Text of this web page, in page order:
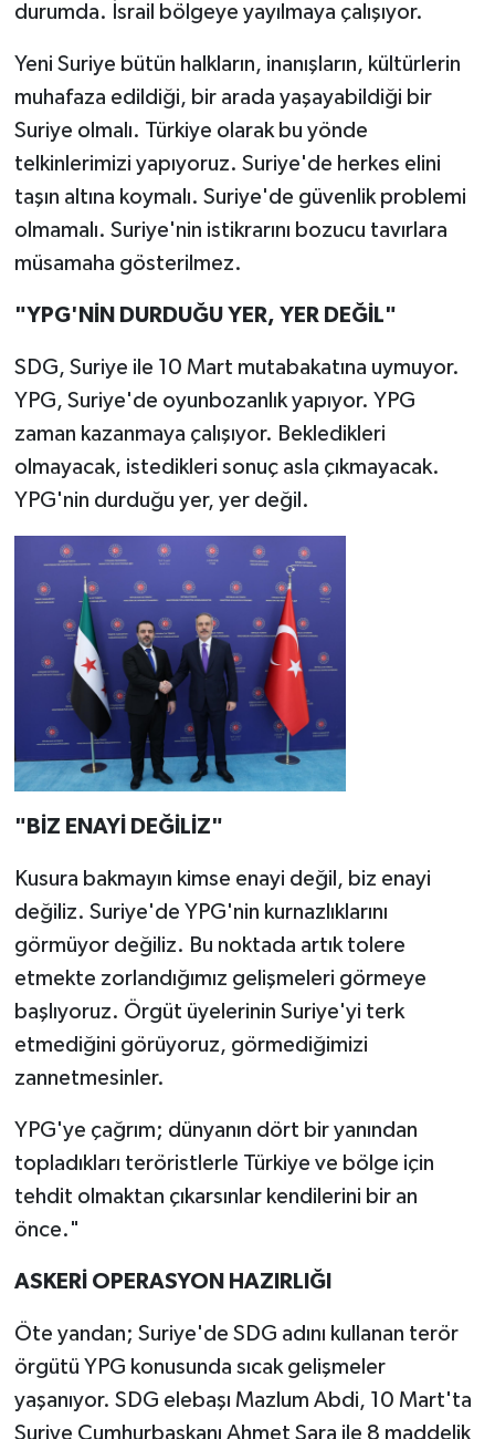
durumda. İsrail bölgeye yayılmaya çalışıyor.
Yeni Suriye bütün halkların, inanışların, kültürlerin
muhafaza edildiği, bir arada yaşayabildiği bir
Suriye olmalı. Türkiye olarak bu yönde
telkinlerimizi yapıyoruz. Suriye'de herkes elini
taşın altına koymalı. Suriye'de güvenlik problemi
olmamalı. Suriye'nin istikrarını bozucu tavırlara
müsamaha gösterilmez.
"YPG'NİN DURDUĞU YER, YER DEĞİL"
SDG, Suriye ile 10 Mart mutabakatına uymuyor.
YPG, Suriye'de oyunbozanlık yapıyor. YPG
zaman kazanmaya çalışıyor. Bekledikleri
olmayacak, istedikleri sonuç asla çıkmayacak.
YPG'nin durduğu yer, yer değil.
"BİZ ENAYİ DEĞİLİZ"
Kusura bakmayın kimse enayi değil, biz enayi
değiliz. Suriye'de YPG'nin kurnazlıklarını
görmüyor değiliz. Bu noktada artık tolere
etmekte zorlandığımız gelişmeleri görmeye
başlıyoruz. Örgüt üyelerinin Suriye'yi terk
etmediğini görüyoruz, görmediğimizi
zannetmesinler.
YPG'ye çağrım; dünyanın dört bir yanından
topladıkları teröristlerle Türkiye ve bölge için
tehdit olmaktan çıkarsınlar kendilerini bir an
önce."
ASKERİ OPERASYON HAZIRLIĞI
Öte yandan; Suriye'de SDG adını kullanan terör
örgütü YPG konusunda sıcak gelişmeler
yaşanıyor. SDG elebaşı Mazlum Abdi, 10 Mart'ta
Suriye Cumhurbaşkanı Ahmet Şara ile 8 maddelik